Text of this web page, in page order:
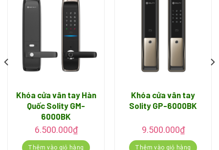
1- Tích hợp đa phương thức mở cửa
Khóa cửa vân tay Hàn
Quốc Solity GM-
6000BK
6.500.000₫
Thêm vào giỏ hàng
Khóa cửa vân tay
Solity GP-6000BK
9.500.000₫
Thêm vào giỏ hàng